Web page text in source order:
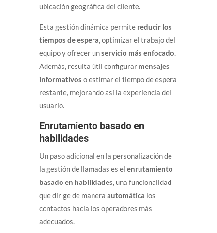
ubicación geográfica del cliente.
Esta gestión dinámica permite reducir los
tiempos de espera, optimizar el trabajo del
equipo y ofrecer unservicio más enfocado.
Además, resulta útil configurar mensajes
informativos o estimar el tiempo de espera
restante, mejorando así la experiencia del
usuario.
Enrutamiento basado en
habilidades
Un paso adicional en la personalización de
la gestión de llamadas es el enrutamiento
basado en habilidades, una funcionalidad
que dirige de manera automática los
contactos hacia los operadores más
adecuados.